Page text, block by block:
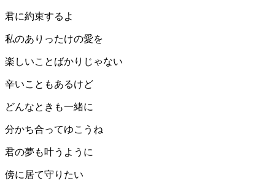
君に約束するよ
私のありったけの愛を
楽しいことばかりじゃない
辛いこともあるけど
どんなときも一緒に
分かち合ってゆこうね
君の夢も叶うように
傍に居て守りたい